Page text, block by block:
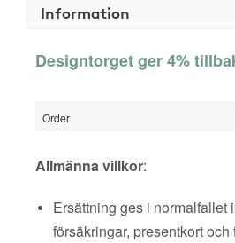
Information
Designtorget ger 4%
Order
Allmänna villkor:
Ersättning ges i normalfallet
försäkringar, presentkort och